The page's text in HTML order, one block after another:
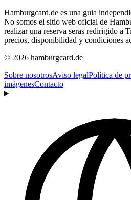
Hamburgcard.de es una guia
No somos el sitio web oficial de
realizar una reserva seras redirigido a
precios, disponibilidad y condiciones
© 2026 hamburgcard.de
Sobre nosotrosAviso legalPolítica de
imágenesContacto